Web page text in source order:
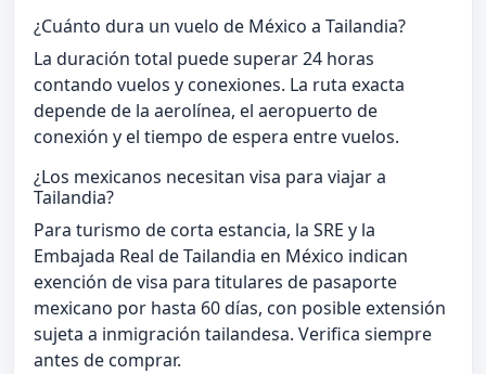
¿Cuánto dura un vuelo de México a Tailandia?
La duración total puede superar 24 horas
contando vuelos y conexiones. La ruta exacta
depende de la aerolínea, el aeropuerto de
conexión y el tiempo de espera entre vuelos.
¿Los mexicanos necesitan visa para viajar a
Tailandia?
Para turismo de corta estancia, la SRE y la
Embajada Real de Tailandia en México indican
exención de visa para titulares de pasaporte
mexicano por hasta 60 días, con posible extensión
sujeta a inmigración tailandesa. Verifica siempre
antes de comprar.